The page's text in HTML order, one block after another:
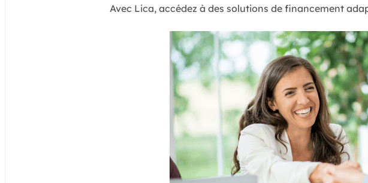
Avec Lica, accédez à des solutions de financement